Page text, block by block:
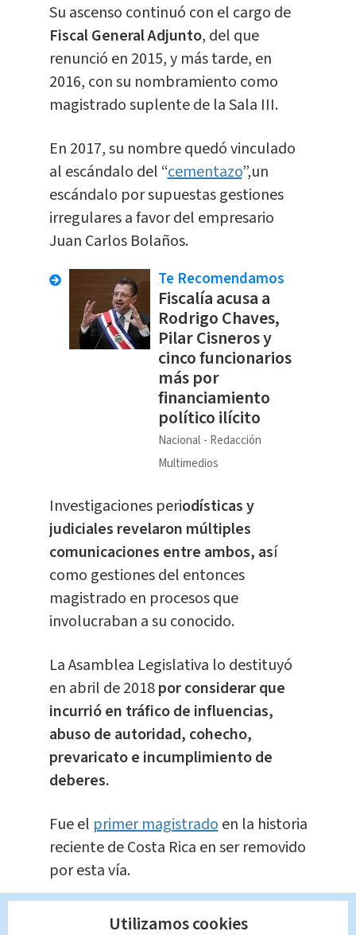
Su ascenso continuó con el cargo de
Fiscal General Adjunto, del que
renunció en 2015, y más tarde, en
2016, con su nombramiento como
magistrado suplente de la Sala III.
En 2017, su nombre quedó vinculado
al escándalo del “cementazo”,un
escándalo por supuestas gestiones
irregulares a favor del empresario
Juan Carlos Bolaños.
Te Recomendamos
Fiscalía acusa a
Rodrigo Chaves,
Pilar Cisneros y
cinco funcionarios
más por
financiamiento
político ilícito
Nacional
Redacción
Multimedios
Investigaciones periodísticas y
judiciales revelaron múltiples
comunicaciones entre ambos, así
como gestiones del entonces
magistrado en procesos que
involucraban a su conocido.
La Asamblea Legislativa lo destituyó
en abril de 2018por considerar que
incurrió en tráfico de influencias,
abuso de autoridad, cohecho,
prevaricato e incumplimiento de
deberes.
Fue el primer magistradoen la historia
reciente de Costa Rica en ser removido
por esta vía.
OIJ detiene a Celso Gamboa Sánchez a
Utilizamos cookies